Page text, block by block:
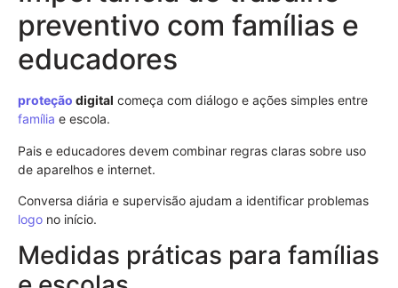
preventivo com famílias e
educadores
proteção digital começa com diálogo e ações simples entre
família e escola.
Pais e educadores devem combinar regras claras sobre uso
de aparelhos e internet.
Conversa diária e supervisão ajudam a identificar problemas
logo no início.
Medidas práticas para famílias